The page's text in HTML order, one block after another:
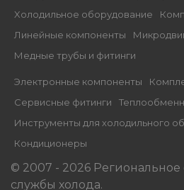
Xолодильное оборудование
Линейные компоненты
Медные трубы и фитинги
Электронные компоненты
Сервисные фитинги
Инструменты для холодильного
Кондиционеры
© 2007 - 2026
службы холода.